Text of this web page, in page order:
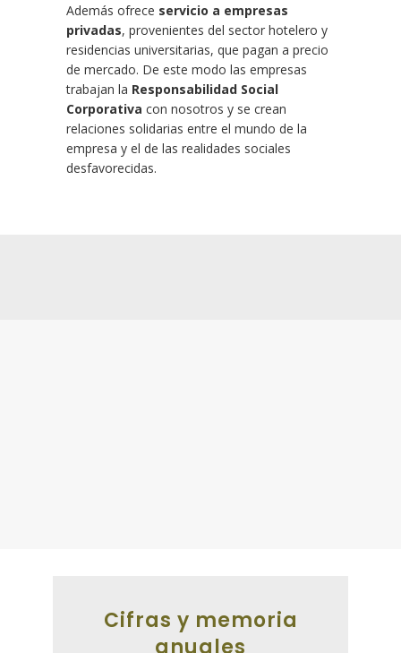
Además ofrece servicio a empresas
privadas, provenientes del sector hotelero y
residencias universitarias, que pagan a precio
de mercado. De este modo las empresas
trabajan la Responsabilidad Social
Corporativa con nosotros y se crean
relaciones solidarias entre el mundo de la
empresa y el de las realidades sociales
desfavorecidas.
Cifras y memoria
anuales